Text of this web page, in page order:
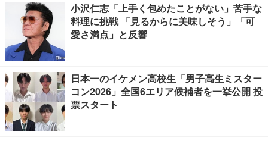
小沢仁志「上手く包めたことがない」苦手な
料理に挑戦 「見るからに美味しそう」「可
愛さ満点」と反響
日本一のイケメン高校生「男子高生ミスター
コン2026」全国6エリア候補者を一挙公開 投
票スタート